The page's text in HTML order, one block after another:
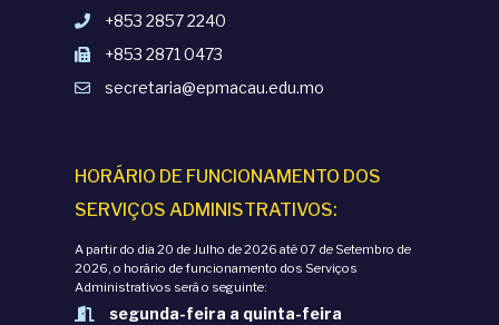
+853 2857 2240
+853 2871 0473
secretaria@epmacau.edu.mo
HORÁRIO DE FUNCIONAMENTO DOS
SERVIÇOS ADMINISTRATIVOS:
A partir do dia 20 de Julho de 2026 até 07 de Setembro de
2026, o horário de funcionamento dos Serviços
Administrativos será o seguinte:
segunda-feira a quinta-feira